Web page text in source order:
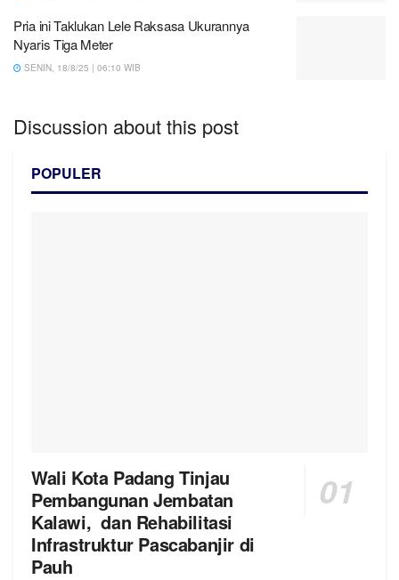
Pria ini Taklukan Lele Raksasa Ukurannya
Nyaris Tiga Meter
SENIN, 18/8/25 | 06:10 WIB
Discussion about this post
POPULER
Wali Kota Padang Tinjau
Pembangunan Jembatan
Kalawi, dan Rehabilitasi
Infrastruktur Pascabanjir di
Pauh